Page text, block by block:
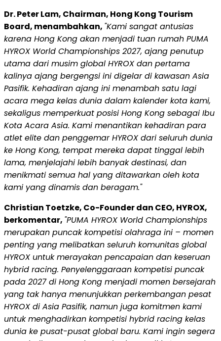
Dr. Peter Lam, Chairman, Hong Kong Tourism
Board, menambahkan, "Kami sangat antusias
karena Hong Kong akan menjadi tuan rumah PUMA
HYROX World Championships 2027, ajang penutup
utama dari musim global HYROX dan pertama
kalinya ajang bergengsi ini digelar di kawasan Asia
Pasifik. Kehadiran ajang ini menambah satu lagi
acara mega kelas dunia dalam kalender kota kami,
sekaligus memperkuat posisi Hong Kong sebagai Ibu
Kota Acara Asia. Kami menantikan kehadiran para
atlet elite dan penggemar HYROX dari seluruh dunia
ke Hong Kong, tempat mereka dapat tinggal lebih
lama, menjelajahi lebih banyak destinasi, dan
menikmati semua hal yang ditawarkan oleh kota
kami yang dinamis dan beragam."
Christian Toetzke, Co-Founder dan CEO, HYROX,
berkomentar, "PUMA HYROX World Championships
merupakan puncak kompetisi olahraga ini – momen
penting yang melibatkan seluruh komunitas global
HYROX untuk merayakan pencapaian dan keseruan
hybrid racing. Penyelenggaraan kompetisi puncak
pada 2027 di Hong Kong menjadi momen bersejarah
yang tak hanya menunjukkan perkembangan pesat
HYROX di Asia Pasifik, namun juga komitmen kami
untuk menghadirkan kompetisi hybrid racing kelas
dunia ke pusat-pusat global baru. Kami ingin segera